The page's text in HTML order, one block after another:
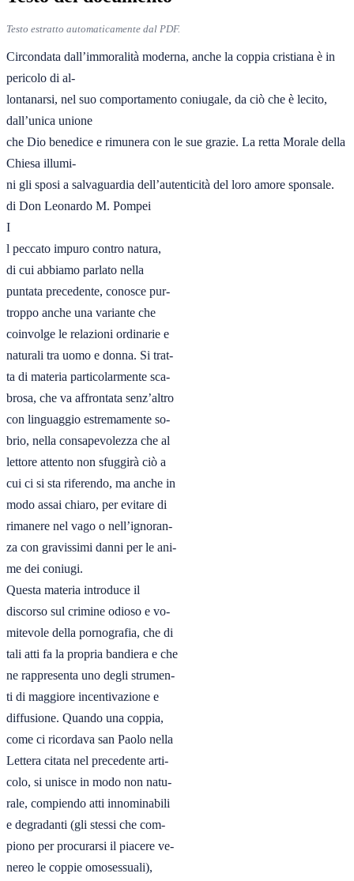
Testo estratto automaticamente dal PDF.
Circondata dall’immoralità moderna, anche la coppia cristiana è in
pericolo di al-
lontanarsi, nel suo comportamento coniugale, da ciò che è lecito,
dall’unica unione
che Dio benedice e rimunera con le sue grazie. La retta Morale della
Chiesa illumi-
ni gli sposi a salvaguardia dell’autenticità del loro amore sponsale.
di Don Leonardo M. Pompei
I
l peccato impuro contro natura,
di cui abbiamo parlato nella
puntata precedente, conosce pur-
troppo anche una variante che
coinvolge le relazioni ordinarie e
naturali tra uomo e donna. Si trat-
ta di materia particolarmente sca-
brosa, che va affrontata senz’altro
con linguaggio estremamente so-
brio, nella consapevolezza che al
lettore attento non sfuggirà ciò a
cui ci si sta riferendo, ma anche in
modo assai chiaro, per evitare di
rimanere nel vago o nell’ignoran-
za con gravissimi danni per le ani-
me dei coniugi.
Questa materia introduce il
discorso sul crimine odioso e vo-
mitevole della pornografia, che di
tali atti fa la propria bandiera e che
ne rappresenta uno degli strumen-
ti di maggiore incentivazione e
diffusione. Quando una coppia,
come ci ricordava san Paolo nella
Lettera citata nel precedente arti-
colo, si unisce in modo non natu-
rale, compiendo atti innominabili
e degradanti (gli stessi che com-
piono per procurarsi il piacere ve-
nereo le coppie omosessuali),